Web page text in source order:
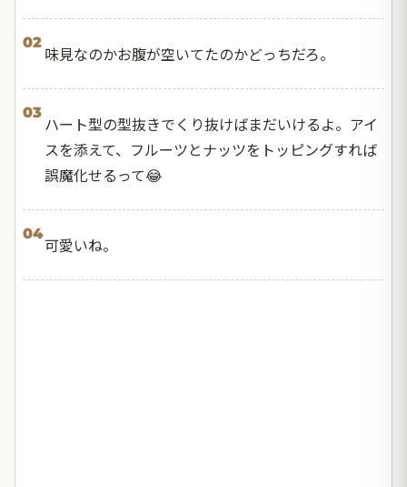
02
味見なのかお腹が空いてたのかどっちだろ。
03
ハート型の型抜きでくり抜けばまだいけるよ。アイ
スを添えて、フルーツとナッツをトッピングすれば
誤魔化せるって😂
04
可愛いね。